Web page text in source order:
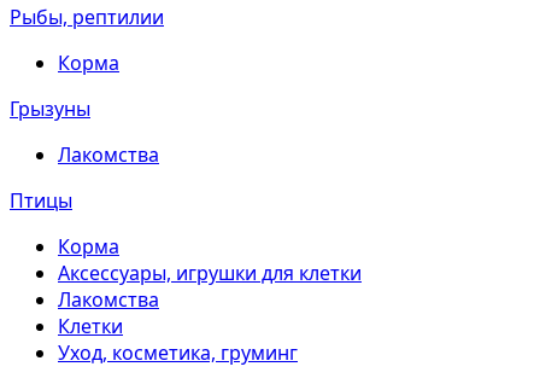
Рыбы, рептилии
Корма
Грызуны
Лакомства
Птицы
Корма
Аксессуары, игрушки для клетки
Лакомства
Клетки
Уход, косметика, груминг